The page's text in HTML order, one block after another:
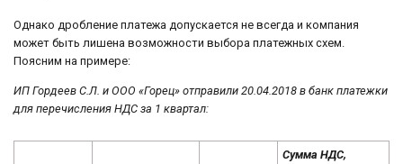
Однако дробление платежа допускается не всегда и компания
может быть лишена возможности выбора платежных схем.
Поясним на примере:
ИП Гордеев С.Л. и ООО «Горец» отправили 20.04.2018 в банк платежки
для перечисления НДС за 1 квартал:
Сумма НДС,